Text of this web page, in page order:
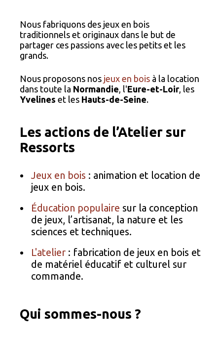
Nous fabriquons des jeux en bois
traditionnels et originaux dans le but de
partager ces passions avec les petits et les
grands.
Nous proposons nos jeux en bois à la location
dans toute la Normandie , l'Eure-et-Loir, les
Yvelines et les Hauts-de-Seine.
Les actions de l’Atelier sur
Ressorts
Jeux en bois : animation et location de
jeux en bois.
Éducation populaire sur la conception
de jeux, l’artisanat, la nature et les
sciences et techniques.
L'atelier : fabrication de jeux en bois et
de matériel éducatif et culturel sur
commande.
Qui sommes-nous ?